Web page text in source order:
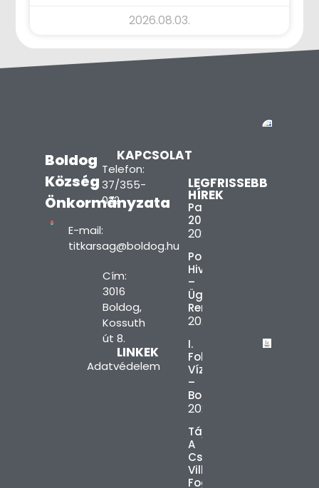
2026.08.03.
Boldog
Község
Önkormányzata
KAPCSOLAT
Telefon:
37/355-
022
E-mail:
titkarsag@boldog.hu
Cím:
3016
Boldog,
Kossuth
út 8.
LINKEK
Adatvédelem
LEGFRISSEBB
HÍREK
Paprikafesztivál
2026
2026.08.10.
Polgármesteri
Hivatal
–
Ügyfélfogadási
Rend
2026.08.10.
I.
Fokú
Vízkorlátozás
–
Boldog
2026.08.03.
Tájékoztatás
A
Csúcsidőszaki
Villamosenergia-
Fogyasztás